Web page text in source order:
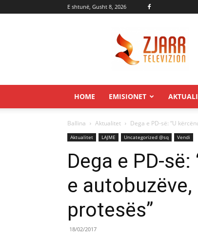
E shtunë, Gusht 8, 2026
HOME EMISIONET
Ballina Aktualitet Dega e PD-së: “U
Aktualitet LAJME Uncategorized @sq Vendi
Dega e PD-
e
protesës”
18/02/2017